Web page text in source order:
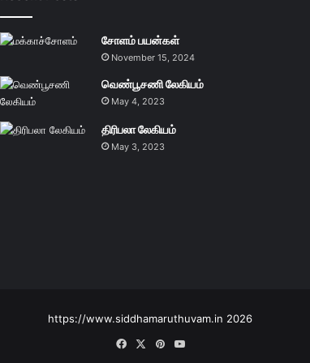
சோளம் பயன்கள்
November 15, 2024
வெண்பூசணி லேகியம்
May 4, 2023
திரிபலா லேகியம்
May 3, 2023
https://www.siddhamaruthuvam.in 2026
FacebookPinterestYouTube